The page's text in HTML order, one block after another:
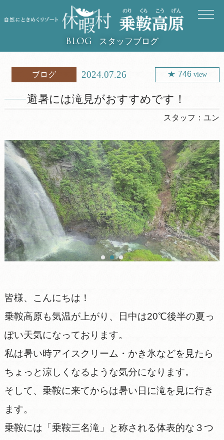
BLOG スタッフブログ
ブログ 2024.07.26 746 view
避暑には滝見がおすすめです！
スタッフ：ユン
皆様、こんにちは！
乗鞍高原も気温が上がり、日中は20℃後半の夏っ
ぽい天気になっております。
私は暑い時アイスクリーム・かき氷などを見たら
ちょっと涼しくなるような気分になります。
そして、乗鞍に来てからは暑い日に滝を見に行き
ます。
乗鞍には「乗鞍三名滝」と称される体表的な３つ